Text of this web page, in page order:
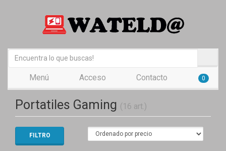
Menú Acceso Contacto 0
Portatiles Gaming (16 art.)
FILTRO